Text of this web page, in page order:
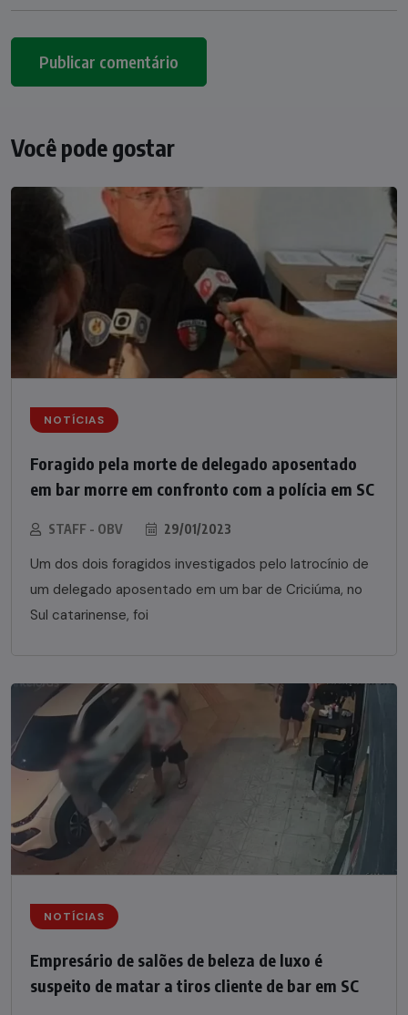
Você pode gostar
NOTÍCIAS
Foragido pela morte de delegado aposentado
em bar morre em confronto com a polícia em SC
STAFF - OBV 29/01/2023
Um dos dois foragidos investigados pelo latrocínio de
um delegado aposentado em um bar de Criciúma, no
Sul catarinense, foi
NOTÍCIAS
Empresário de salões de beleza de luxo é
suspeito de matar a tiros cliente de bar em SC